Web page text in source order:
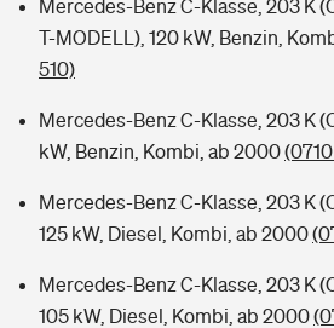
Mercedes-Benz C-Klasse, 203 K
T-MODELL), 120 kW, Benzin,
510)
Mercedes-Benz C-Klasse, 203 K
kW, Benzin, Kombi, ab 2000(0710
Mercedes-Benz C-Klasse, 203 K
125 kW, Diesel, Kombi, ab 2000
Mercedes-Benz C-Klasse, 203 K
105 kW, Diesel, Kombi, ab 2000